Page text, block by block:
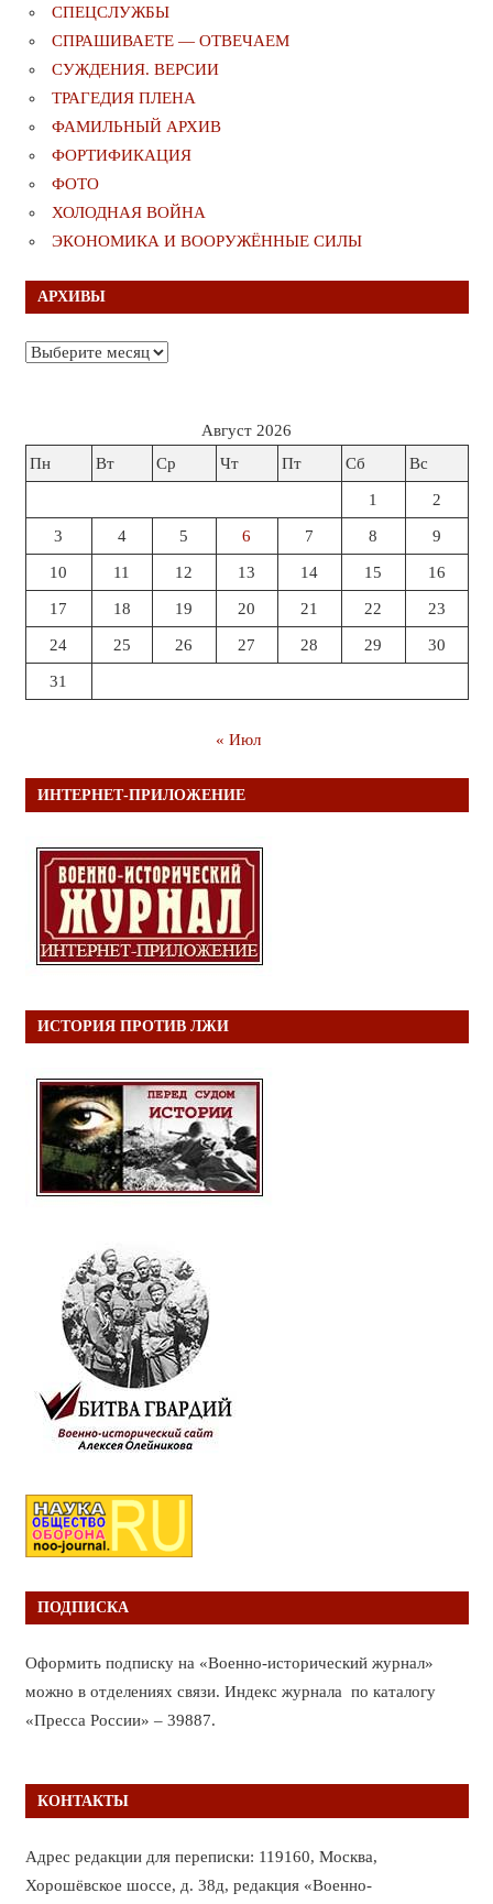
СПЕЦСЛУЖБЫ
СПРАШИВАЕТЕ — ОТВЕЧАЕМ
СУЖДЕНИЯ. ВЕРСИИ
ТРАГЕДИЯ ПЛЕНА
ФАМИЛЬНЫЙ АРХИВ
ФОРТИФИКАЦИЯ
ФОТО
ХОЛОДНАЯ ВОЙНА
ЭКОНОМИКА И ВООРУЖЁННЫЕ СИЛЫ
АРХИВЫ
Архивы
Август 2026
Пн
Вт Ср Чт Пт Сб Вс
1 2
3 4 5 6 7 8 9
10 11 12 13 14 15 16
17 18 19 20 21 22 23
24 25 26 27 28 29 30
31
« Июл
ИНТЕРНЕТ-ПРИЛОЖЕНИЕ
ИСТОРИЯ ПРОТИВ ЛЖИ
ПОДПИСКА
Оформить подписку на «Военно-исторический журнал»
можно в отделениях связи. Индекс журнала по каталогу
«Пресса России» – 39887.
КОНТАКТЫ
Адрес редакции для переписки: 119160, Москва,
Хорошёвское шоссе, д. 38д, редакция «Военно-